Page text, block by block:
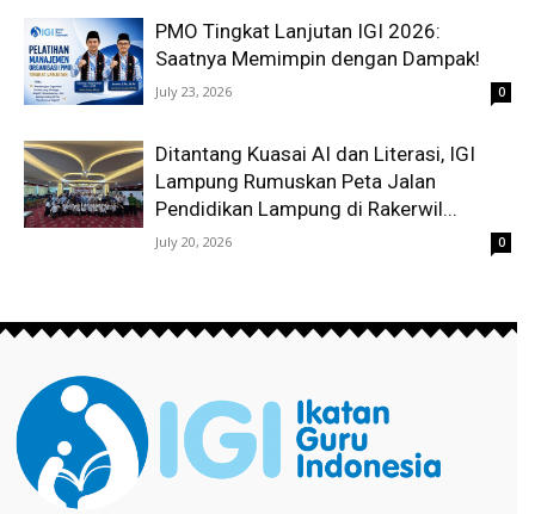
PMO Tingkat Lanjutan IGI 2026:
Saatnya Memimpin dengan Dampak!
July 23, 2026 0
Ditantang Kuasai AI dan Literasi, IGI
Lampung Rumuskan Peta Jalan
Pendidikan Lampung di Rakerwil...
July 20, 2026 0